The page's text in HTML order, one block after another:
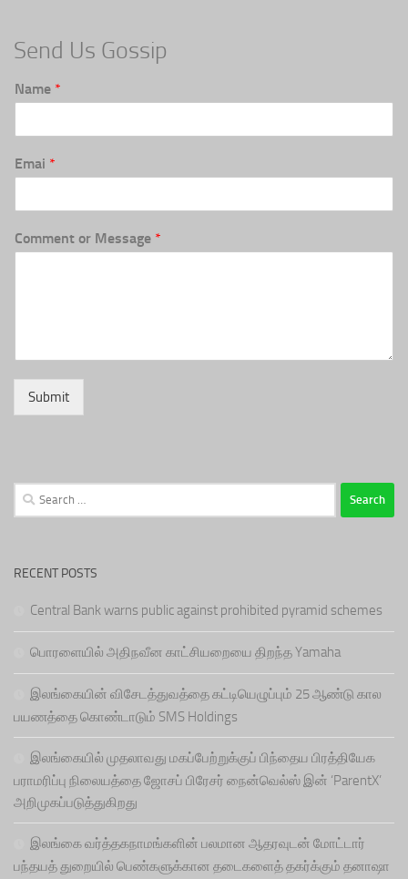
Send Us Gossip
Name *
Emai *
Comment or Message *
Submit
Search
for:
RECENT POSTS
Central Bank warns public against prohibited pyramid schemes
பொரளையில் அதிநவீன காட்சியறையை திறந்த Yamaha
இலங்கையின் விசேடத்துவத்தை கட்டியெழுப்பும் 25 ஆண்டு கால
பயணத்தை கொண்டாடும் SMS Holdings
இலங்கையில் முதலாவது மகப்பேற்றுக்குப் பிந்தைய பிரத்தியேக
பராமரிப்பு நிலையத்தை ஜோசப் பிரேசர் நைன்வெல்ஸ் இன் ‘ParentX’
அறிமுகப்படுத்துகிறது
இலங்கை வர்த்தகநாமங்களின் பலமான ஆதரவுடன் மோட்டார்
பந்தயத் துறையில் பெண்களுக்கான தடைகளைத் தகர்க்கும் தனாஷா